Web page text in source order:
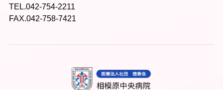
TEL.042-754-2211
FAX.042-758-7421